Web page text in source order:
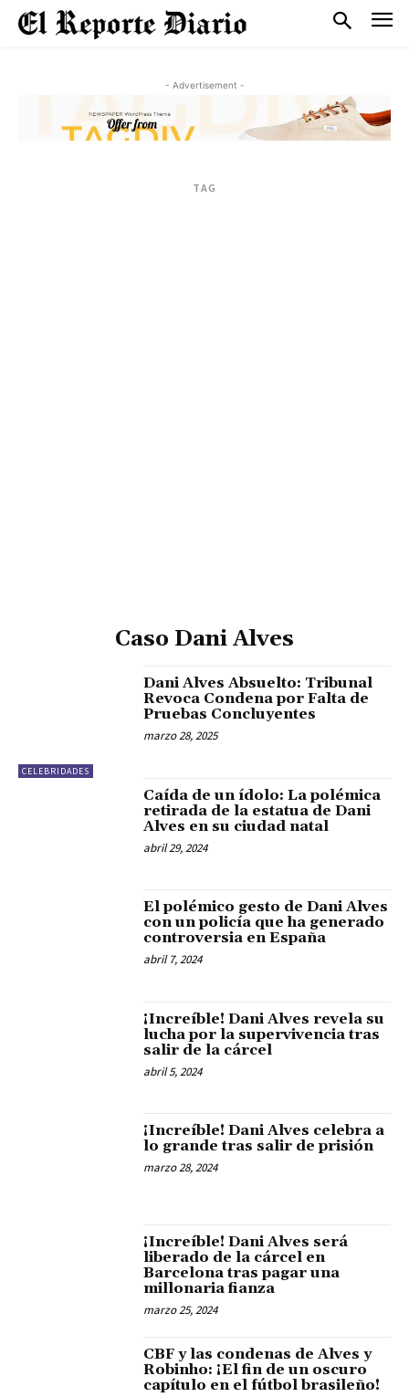
- Advertisement -
TAG
Caso Dani Alves
CELEBRIDADES
Dani Alves Absuelto: Tribunal
Revoca Condena por Falta de
Pruebas Concluyentes
marzo 28, 2025
Caída de un ídolo: La polémica
retirada de la estatua de Dani
Alves en su ciudad natal
abril 29, 2024
El polémico gesto de Dani Alves
con un policía que ha generado
controversia en España
abril 7, 2024
¡Increíble! Dani Alves revela su
lucha por la supervivencia tras
salir de la cárcel
abril 5, 2024
¡Increíble! Dani Alves celebra a
lo grande tras salir de prisión
marzo 28, 2024
¡Increíble! Dani Alves será
liberado de la cárcel en
Barcelona tras pagar una
millonaria fianza
marzo 25, 2024
CBF y las condenas de Alves y
Robinho: ¡El fin de un oscuro
capítulo en el fútbol brasileño!